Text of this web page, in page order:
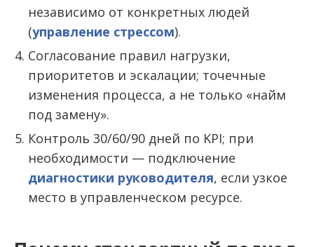
независимо от конкретных людей
(управление стрессом).
Согласование правил нагрузки,
приоритетов и эскалации; точечные
изменения процесса, а не только «найм
под замену».
Контроль 30/60/90 дней по KPI; при
необходимости — подключение
диагностики руководителя, если узкое
место в управленческом ресурсе.